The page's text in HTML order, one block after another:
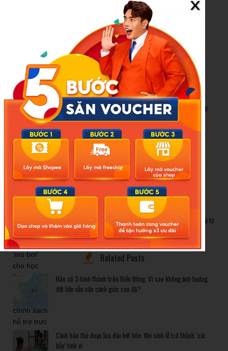
tinh-bao-hanh-be-2-tuoi-nguy-kich-d381345.html
New Posts
Bão số 3 hình thành trên Biển Đông: Vì sao không ảnh hưởng
đất liền vẫn cần cảnh giác cao độ?
Cảnh báo thủ đoạn lừa đảo kết hôn: Khi sính lễ trở thành ‘cái
Gần 1.200 tỷ đồng xóa ‘mù bơi’ cho học sinh TP.HCM: Lời giải từ
chính sách hỗ trợ trực tiếp
Related Posts
Bão số 3 hình thành trên Biển Đông: Vì sao không ảnh hưởng
đất liền vẫn cần cảnh giác cao độ?
Cảnh báo thủ đoạn lừa đảo kết hôn: Khi sính lễ trở thành ‘cái
bẫy’ tinh vi